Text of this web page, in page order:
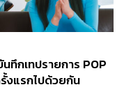
ทึกเทปรายการ POP
งแรกไปด้วยกัน